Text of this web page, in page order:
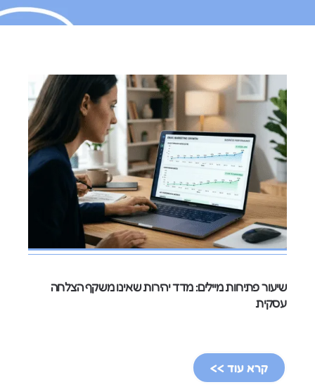
שיעור פתיחות מיילים: מדד יהירות שאינו משקף הצלחה
עסקית
קרא עוד >>